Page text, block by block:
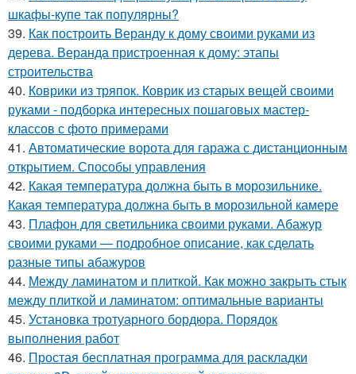
шкафы-купе так популярны?
39. Как построить Веранду к дому своими руками из
дерева. Веранда пристроенная к дому: этапы
строительства
40. Коврики из тряпок. Коврик из старых вещей своими
руками - подборка интересных пошаговых мастер-
классов с фото примерами
41. Автоматические ворота для гаража с дистанционным
открытием. Способы управления
42. Какая температура должна быть в морозильнике.
Какая температура должна быть в морозильной камере
43. Плафон для светильника своими руками. Абажур
своими руками — подробное описание, как сделать
разные типы абажуров
44. Между ламинатом и плиткой. Как можно закрыть стык
между плиткой и ламинатом: оптимальные варианты
45. Установка тротуарного бордюра. Порядок
выполнения работ
46. Простая бесплатная программа для раскладки